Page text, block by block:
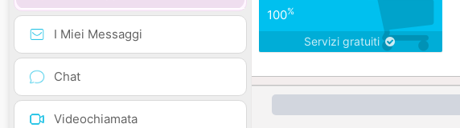
I Miei Messaggi
Chat
Videochiamata
100%
Servizi gratuiti